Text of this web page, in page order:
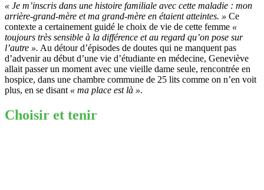
« Je m’inscris dans une histoire familiale avec cette maladie : mon
arrière-grand-mère et ma grand-mère en étaient atteintes. » Ce
contexte a certainement guidé le choix de vie de cette femme «
toujours très sensible à la différence et au regard qu’on pose sur
l’autre ». Au détour d’épisodes de doutes qui ne manquent pas
d’advenir au début d’une vie d’étudiante en médecine, Geneviève
allait passer un moment avec une vieille dame seule, rencontrée en
hospice, dans une chambre commune de 25 lits comme on n’en voit
plus, en se disant « ma place est là ».
Choisir et tenir